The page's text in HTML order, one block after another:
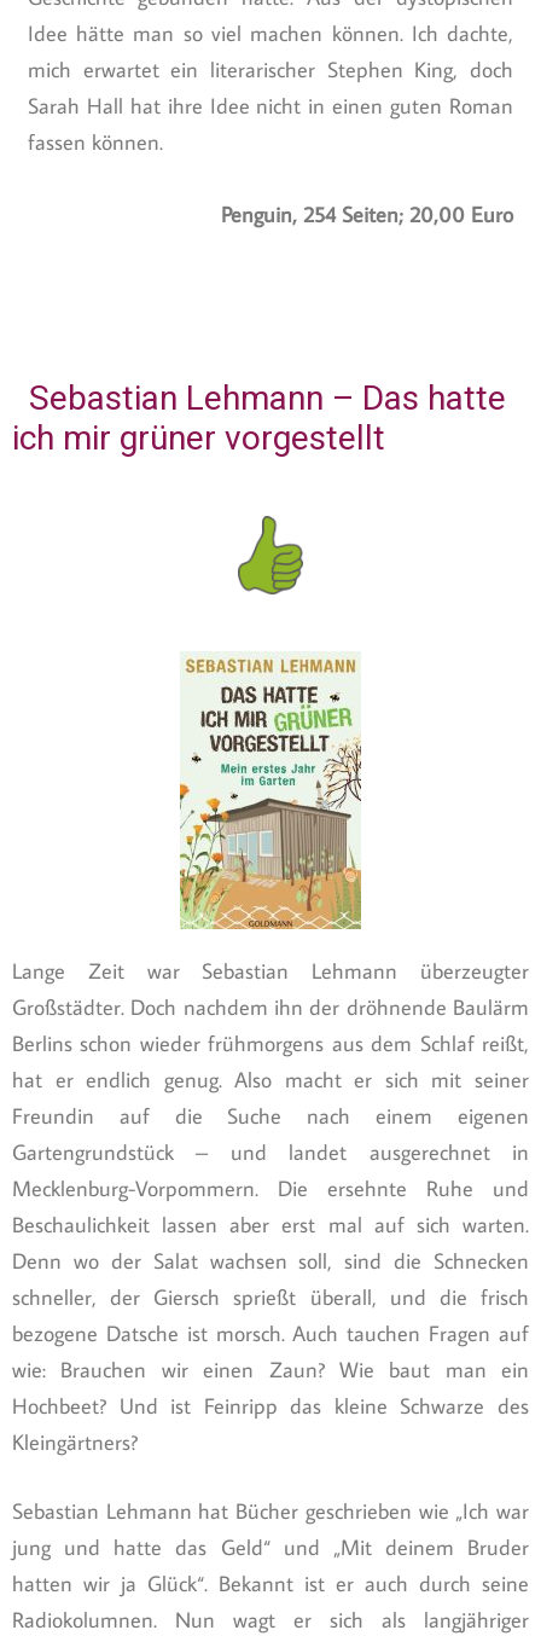
Idee hätte man so viel machen können. Ich dachte,
mich erwartet ein literarischer Stephen King, doch
Sarah Hall hat ihre Idee nicht in einen guten Roman
fassen können.
Penguin, 254 Seiten; 20,00 Euro
Sebastian Lehmann – Das hatte
ich mir grüner vorgestellt
Lange Zeit war Sebastian Lehmann überzeugter
Großstädter. Doch nachdem ihn der dröhnende Baulärm
Berlins schon wieder frühmorgens aus dem Schlaf reißt,
hat er endlich genug. Also macht er sich mit seiner
Freundin auf die Suche nach einem eigenen
Gartengrundstück – und landet ausgerechnet in
Mecklenburg-Vorpommern. Die ersehnte Ruhe und
Beschaulichkeit lassen aber erst mal auf sich warten.
Denn wo der Salat wachsen soll, sind die Schnecken
schneller, der Giersch sprießt überall, und die frisch
bezogene Datsche ist morsch. Auch tauchen Fragen auf
wie: Brauchen wir einen Zaun? Wie baut man ein
Hochbeet? Und ist Feinripp das kleine Schwarze des
Kleingärtners?
Sebastian Lehmann hat Bücher geschrieben wie „Ich war
jung und hatte das Geld“ und „Mit deinem Bruder
hatten wir ja Glück“. Bekannt ist er auch durch seine
Radiokolumnen. Nun wagt er sich als langjähriger